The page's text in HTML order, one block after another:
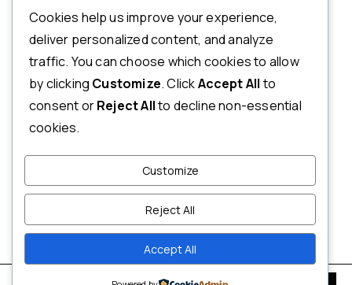
Ja Jums ir kādi jautājumi par
pasūtījumu, produktiem vai
mūsu pakalpojumiem,
lūdzu, sazinieties ar mūsu
klientu apkalpošanas
dienestu.
INFO@ECLECTICA.LV
MŪKUSALAS IELA 71, RĪGA,
NORĒĶINI
ATMAKSAS
UN
ATGRIEŠANAS
POLITIKA
UN
NOSACĪJUMI
Cookies help us improve your experience,
deliver personalized content, and analyze
traffic. You can choose which cookies to allow
by clicking Customize. ClickAccept Allto
consent orReject Allto decline non-essential
cookies.
Customize
Reject All
Accept All